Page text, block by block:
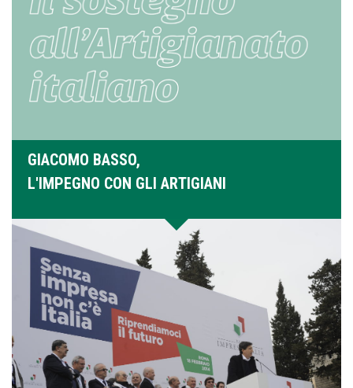
GIACOMO BASSO,
L'IMPEGNO CON GLI ARTIGIANI